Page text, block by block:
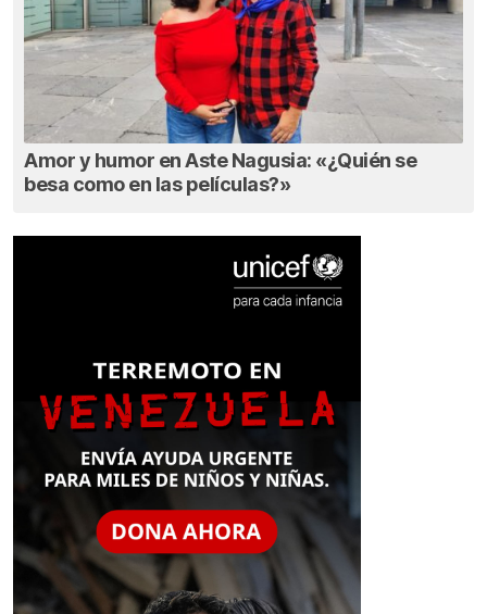
Amor y humor en Aste Nagusia: «¿Quién se
besa como en las películas?»